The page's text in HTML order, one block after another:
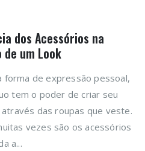
dos Acessórios na
de um Look
forma de expressão pessoal,
tem o poder de criar seu
das roupas que veste.
vezes são os acessórios
a...